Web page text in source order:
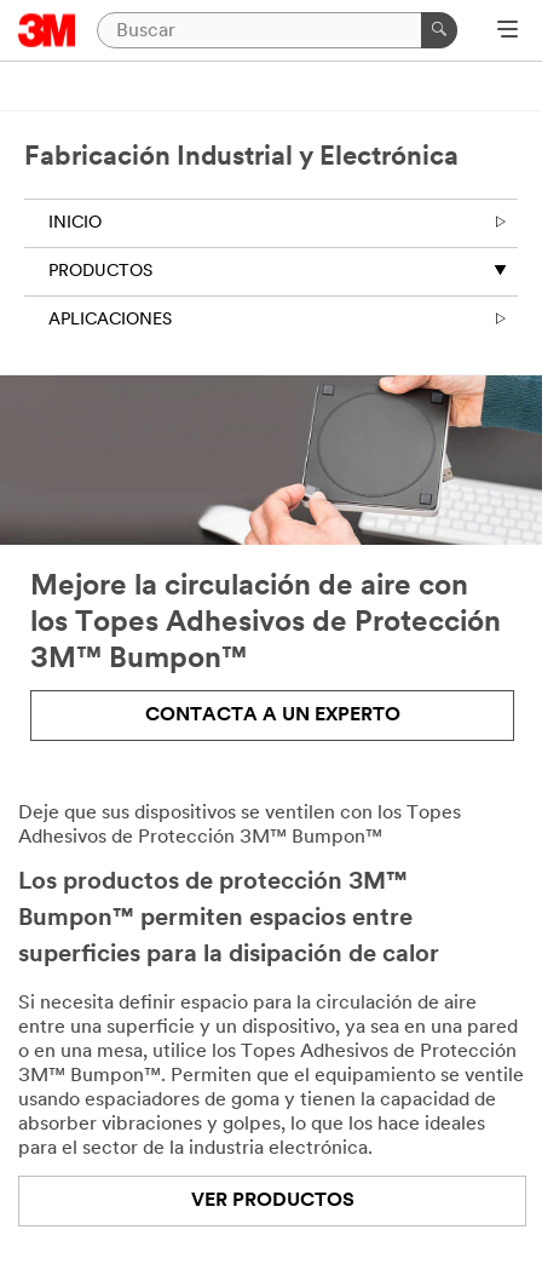
Fabricación Industrial y Electrónica
INICIO
PRODUCTOS
APLICACIONES
Mejore la circulación de aire con
los Topes Adhesivos de Protección
3M™ Bumpon™
CONTACTA A UN EXPERTO
Deje que sus dispositivos se ventilen con los Topes
Adhesivos de Protección 3M™ Bumpon™
Los productos de protección 3M™
Bumpon™ permiten espacios entre
superficies para la disipación de calor
Si necesita definir espacio para la circulación de aire
entre una superficie y un dispositivo, ya sea en una pared
o en una mesa, utilice los Topes Adhesivos de Protección
3M™ Bumpon™. Permiten que el equipamiento se ventile
usando espaciadores de goma y tienen la capacidad de
absorber vibraciones y golpes, lo que los hace ideales
para el sector de la industria electrónica.
VER PRODUCTOS